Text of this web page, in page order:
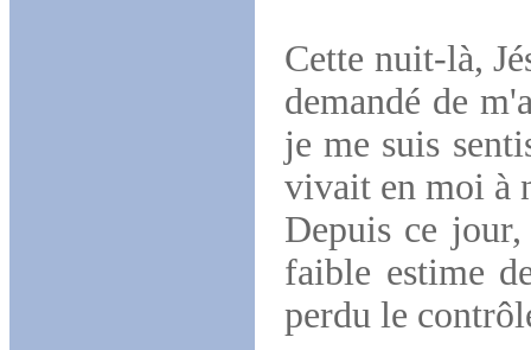
Cette nuit-là,
demandé de
je me suis
vivait en moi à
Depuis ce
faible estime
perdu le